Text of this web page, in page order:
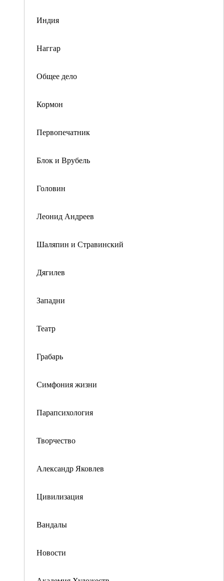
Индия
Наггар
Общее дело
Кормон
Первопечатник
Блок и Врубель
Головин
Леонид Андреев
Шаляпин и Стравинский
Дягилев
Западни
Театр
Грабарь
Симфония жизни
Парапсихология
Творчество
Александр Яковлев
Цивилизация
Вандалы
Новости